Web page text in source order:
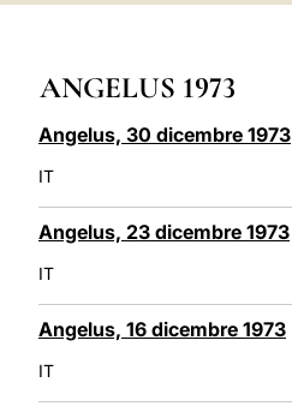
ANGELUS 1973
Angelus, 30 dicembre 1973
IT
Angelus, 23 dicembre 1973
IT
Angelus, 16 dicembre 1973
IT